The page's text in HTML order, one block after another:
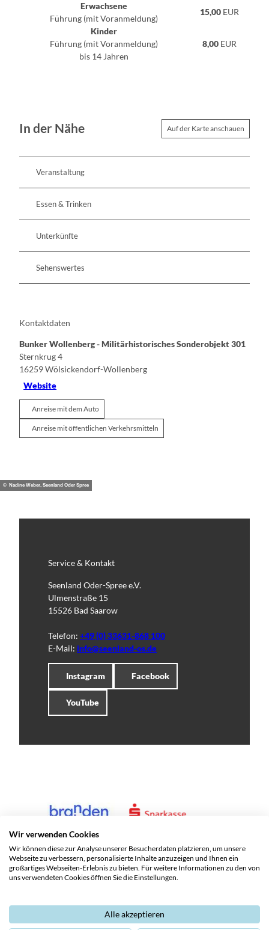
Erwachsene
Führung (mit Voranmeldung)
15,00EUR
Kinder
Führung (mit Voranmeldung)
bis 14 Jahren
8,00EUR
In der Nähe Auf der Karte anschauen
Veranstaltung
Essen & Trinken
Unterkünfte
Sehenswertes
Kontaktdaten
Bunker Wollenberg - Militärhistorisches Sonderobjekt 301
Sternkrug 4
16259Wölsickendorf-Wollenberg
Website
Anreise mit dem Auto
Anreise mit öffentlichen Verkehrsmitteln
© Nadine Weber, Seenland Oder Spree
Service & Kontakt
Seenland Oder-Spree e.V.
Ulmenstraße 15
15526 Bad Saarow
Telefon: +49 (0) 33631-868 100
E-Mail: info@seenland-os.de
Instagram Facebook
YouTube
Wir verwenden Cookies
Wir können diese zur Analyse unserer Besucherdaten platzieren, um unsere
Webseite zu verbessern, personalisierte Inhalte anzuzeigen und Ihnen ein
großartiges Webseiten-Erlebnis zu bieten. Für weitere Informationen zu den von
uns verwendeten Cookies öffnen Sie die Einstellungen.
Alle akzeptieren